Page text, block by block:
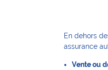
En dehors
assurance
Vente ou